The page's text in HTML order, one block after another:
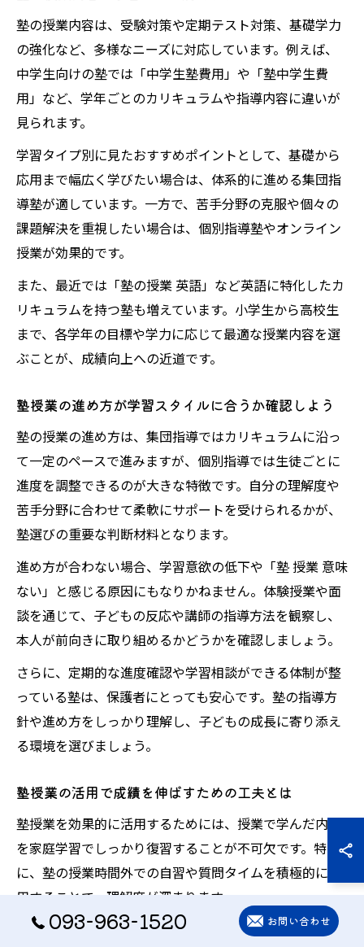
塾の授業内容は、受験対策や定期テスト対策、基礎学力
の強化など、多様なニーズに対応しています。例えば、
中学生向けの塾では「中学生塾費用」や「塾中学生費
用」など、学年ごとのカリキュラムや指導内容に違いが
見られます。
学習タイプ別に見たおすすめポイントとして、基礎から
応用まで幅広く学びたい場合は、体系的に進める集団指
導塾が適しています。一方で、苦手分野の克服や個々の
課題解決を重視したい場合は、個別指導塾やオンライン
授業が効果的です。
また、最近では「塾の授業 英語」など英語に特化したカ
リキュラムを持つ塾も増えています。小学生から高校生
まで、各学年の目標や学力に応じて最適な授業内容を選
ぶことが、成績向上への近道です。
塾授業の進め方が学習スタイルに合うか確認しよう
塾の授業の進め方は、集団指導ではカリキュラムに沿っ
て一定のペースで進みますが、個別指導では生徒ごとに
進度を調整できるのが大きな特徴です。自分の理解度や
苦手分野に合わせて柔軟にサポートを受けられるかが、
塾選びの重要な判断材料となります。
進め方が合わない場合、学習意欲の低下や「塾 授業 意味
ない」と感じる原因にもなりかねません。体験授業や面
談を通じて、子どもの反応や講師の指導方法を観察し、
本人が前向きに取り組めるかどうかを確認しましょう。
さらに、定期的な進度確認や学習相談ができる体制が整
っている塾は、保護者にとっても安心です。塾の指導方
針や進め方をしっかり理解し、子どもの成長に寄り添え
る環境を選びましょう。
塾授業の活用で成績を伸ばすための工夫とは
塾授業を効果的に活用するためには、授業で学んだ内容
を家庭学習でしっかり復習することが不可欠です。特
に、塾の授業時間外での自習や質問タイムを積極的に利
用することで、理解度が深まります。
また、定期的に模試や小テストを受けることで、自分の
093-963-1520 お問い合わせ